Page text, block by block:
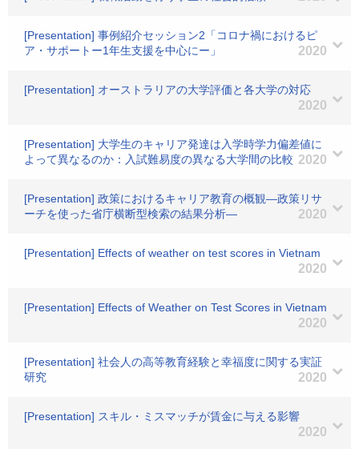
[Presentation] 事例紹介セッション2「コロナ禍におけるピ
ア・サポートー1年生支援を中心にー」
2020
[Presentation] オーストラリアの大学評価と各大学の対応
2020
[Presentation] 大学生のキャリア発達は入学時学力偏差値に
よって異なるのか：入試難易度の異なる大学間の比較 2020
[Presentation] 政策におけるキャリア教育の概観―政策リサ
ーチを使った省庁横断型検索の結果分析―
2020
[Presentation] Effects of weather on test scores in Vietnam
2020
[Presentation] Effects of Weather on Test Scores in Vietnam
2020
[Presentation] 社会人の高等教育経験と幸福度に関する実証
研究
2020
[Presentation] スキル・ミスマッチが賃金に与える影響
2020